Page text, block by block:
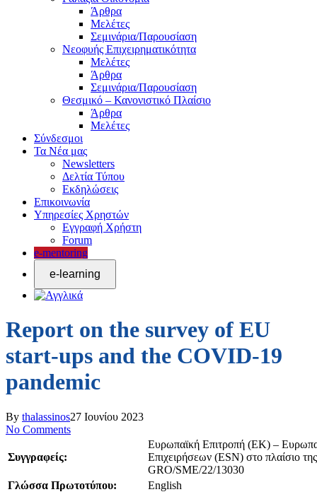
Άρθρα
Μελέτες
Σεμινάρια/Παρουσίαση
Νεοφυής Επιχειρηματικότητα
Μελέτες
Άρθρα
Σεμινάρια/Παρουσίαση
Θεσμικό – Κανονιστικό Πλαίσιο
Άρθρα
Μελέτες
Σύνδεσμοι
Τα Νέα μας
Newsletters
Δελτία Τύπου
Εκδηλώσεις
Επικοινωνία
Υπηρεσίες Χρηστών
Εγγραφή Χρήστη
Forum
e-mentoring
Report on the survey of EU
start-ups and the COVID-19
pandemic
By thalassinos27 Ιουνίου 2023
No Comments
Συγγραφείς:
Ευρωπαϊκή Επιτροπή (ΕΚ) –
Επιχειρήσεων (ESN) στο πλαίσιο
GRO/SME/22/13030
Γλώσσα Πρωτοτύπου:
English